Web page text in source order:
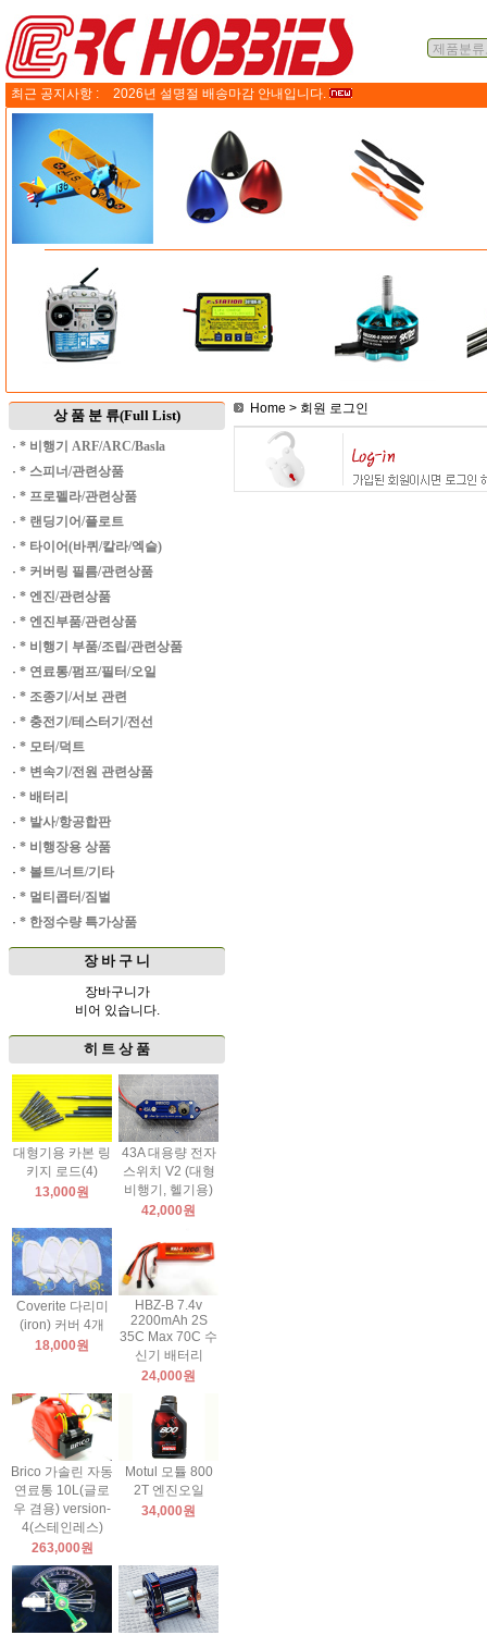
최근 공지사항 : 2026년 설명절 배송마감 안내입니다.
상 품 분 류(Full List)
· * 비행기 ARF/ARC/Basla
· * 스피너/관련상품
· * 프로펠라/관련상품
· * 랜딩기어/플로트
· * 타이어(바퀴/칼라/엑슬)
· * 커버링 필름/관련상품
· * 엔진/관련상품
· * 엔진부품/관련상품
· * 비행기 부품/조립/관련상품
· * 연료통/펌프/필터/오일
· * 조종기/서보 관련
· * 충전기/테스터기/전선
· * 모터/덕트
· * 변속기/전원 관련상품
· * 배터리
· * 발사/항공합판
· * 비행장용 상품
· * 볼트/너트/기타
· * 멀티콥터/짐벌
· * 한정수량 특가상품
장 바 구 니
장바구니가
비어 있습니다.
히 트 상 품
대형기용 카본 링
키지 로드(4)
13,000원
43A 대용량 전자
스위치 V2 (대형
비행기, 헬기용)
42,000원
Coverite 다리미
(iron) 커버 4개
18,000원
HBZ-B 7.4v
2200mAh 2S
35C Max 70C 수
신기 배터리
24,000원
Brico 가솔린 자동
연료통 10L(글로
우 겸용) version-
4(스테인레스)
263,000원
Motul 모튤 800
2T 엔진오일
34,000원
Home > 회원 로그인